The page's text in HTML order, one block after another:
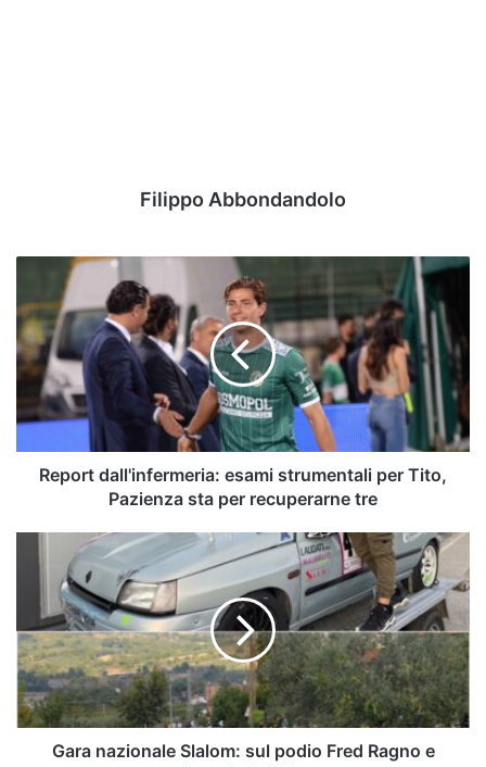
Filippo Abbondandolo
dall'infermeria:
esami
strumentali
per
Tito,
Pazienza
sta
per
recuperarne
Report dall'infermeria: esami strumentali per Tito,
Pazienza sta per recuperarne tre
nazionale
Slalom:
podio
Fred
Ragno
e
Angelo
PetrilloGara nazionale Slalom: sul podio Fred Ragno e